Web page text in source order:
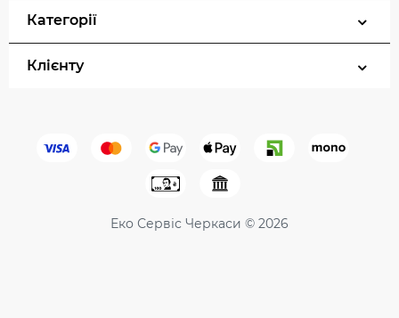
Категорії
Клієнту
Еко Сервіс Черкаси © 2026